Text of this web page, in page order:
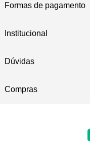
Formas de pagamento
Institucional
Dúvidas
Compras